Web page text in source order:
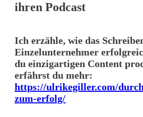
ihren Podcast
Ich erzähle, wie das
Einzelunternehmer
du einzigartigen Content
erfährst du mehr:
https://ulrikegiller.com/
zum-erfolg/